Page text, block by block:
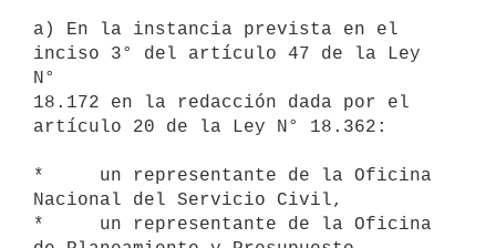
a) En la instancia prevista en el
inciso 3° del artículo 47 de la Ley
N°
18.172 en la redacción dada por el
artículo 20 de la Ley N° 18.362:
*     un representante de la Oficina
Nacional del Servicio Civil,
*     un representante de la Oficina